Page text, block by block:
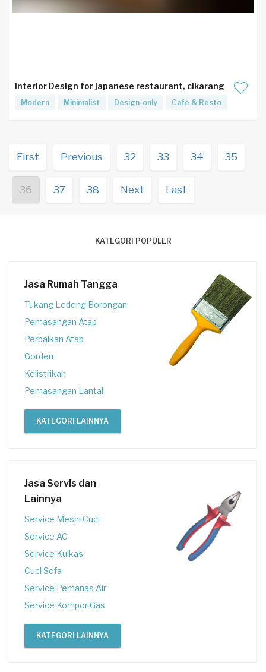
Interior Design for japanese restaurant, cikarang
Modern Minimalist Design-only Cafe & Resto
First Previous 32 33 34 35
36 37 38 Next Last
KATEGORI POPULER
Jasa Rumah Tangga
Tukang Ledeng Borongan
Pemasangan Atap
Perbaikan Atap
Gorden
Kelistrikan
Pemasangan Lantai
KATEGORI LAINNYA
Jasa Servis dan
Lainnya
Service Mesin Cuci
Service AC
Service Kulkas
Cuci Sofa
Service Pemanas Air
Service Kompor Gas
KATEGORI LAINNYA